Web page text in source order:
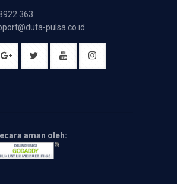
363
pulsa.co.id
aman oleh: